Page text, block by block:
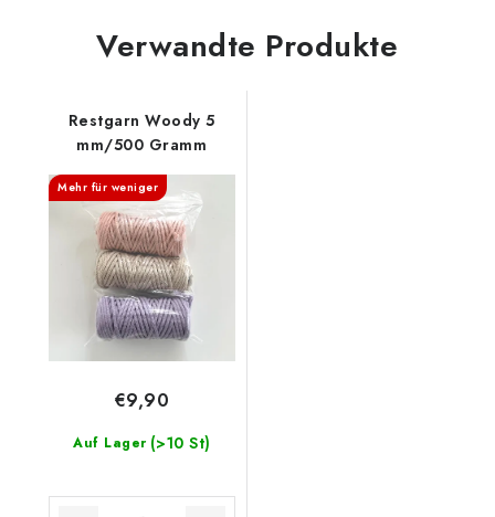
Verwandte Produkte
Restgarn Woody 5
mm/500 Gramm
Mehr für weniger
Auf Lager (>10 St)
€9,90